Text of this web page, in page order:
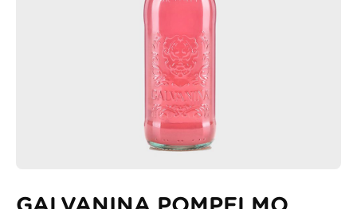
GALVANINA POMPELMO